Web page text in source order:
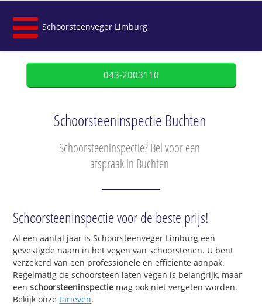
Schoorsteenveger Limburg
043-2003110
Schoorsteeninspectie Buchten
Schoorsteeninspectie? Bel voor een
afspraak in Buchten
Schoorsteeninspectie voor de beste prijs!
Al een aantal jaar is Schoorsteenveger Limburg een
gevestigde naam in het vegen van schoorstenen. U bent
verzekerd van een professionele en efficiënte aanpak.
Regelmatig de schoorsteen laten vegen is belangrijk, maar
eenschoorsteeninspectie mag ook niet vergeten worden.
Bekijk onzetarieven.